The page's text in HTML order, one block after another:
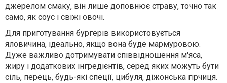
джерелом смаку, він лише доповнює страву, точно так
само, як соус і свіжі овочі.
Для приготування бургерів використовується
яловичина, ідеально, якщо вона буде мармуровою.
Дуже важливо дотримувати співвідношення м'яса,
жиру і додаткових інгредієнтів, серед яких можуть бути
сіль, перець, будь-які спеції, цибуля, діжонська гірчиця.